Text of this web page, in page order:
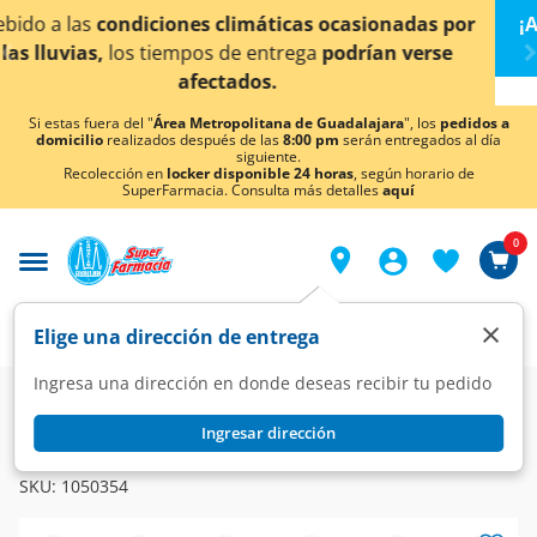
< div class="carousel-inner">
por
verse
¡Ahora también en Aguascalientes!
conocer detalles.
Si estas fuera del "Área Metropolitana de Guadalajara", los pedidos a
domicilio realizados después de las8:00 pm serán entregados al día
siguiente.
Recolección en locker disponible 24 horas, según horario de
SuperFarmacia. Consulta más detallesaquí
Elige una dirección de entrega
Ingresa una dirección en donde deseas recibir tu pedido
Ingresar dirección
×
0
Farmacia Circulatorio Cardiovasculares
Diovan 160 mg, 30 Comprimidos.
SKU: 1050354